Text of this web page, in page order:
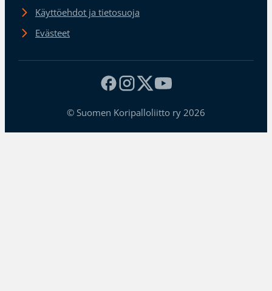
Käyttöehdot ja tietosuoja
Evästeet
© Suomen Koripalloliitto ry 2026